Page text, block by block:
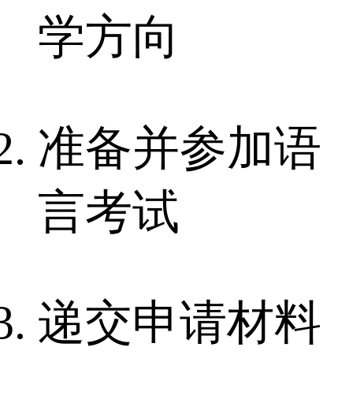
学方向
准备并参加语
言考试
递交申请材料